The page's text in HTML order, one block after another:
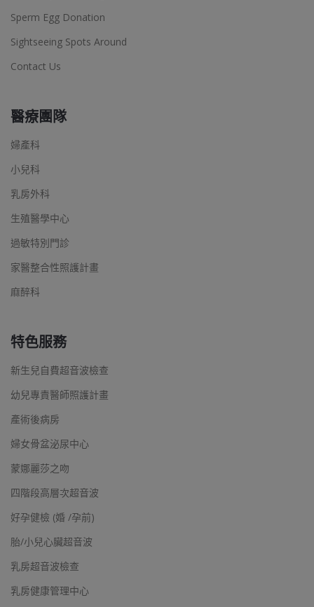
Sperm Egg Donation
Sightseeing Spots Around
Contact Us
醫療團隊
婦產科
小兒科
乳房外科
生殖醫學中心
過敏特別門診
家醫整合性照護計畫
麻醉科
特色服務
新生兒自費超音波檢查
幼兒專責醫師照護計畫
產術後病房
婦女骨盆泌尿中心
蒙娜麗莎之吻
四階段高層次超音波
好孕健檢 (婚 /孕前)
胎/小兒心臟超音波
乳房超音波檢查
乳房健康管理中心